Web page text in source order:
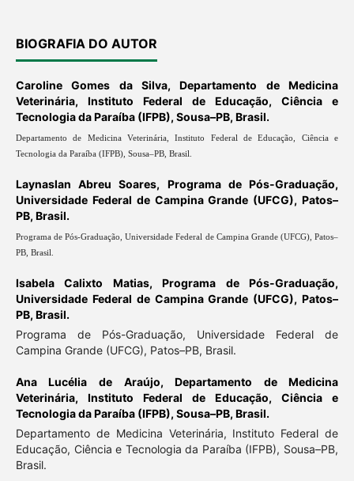
BIOGRAFIA DO AUTOR
Caroline Gomes da Silva,Departamento de Medicina
Veterinária, Instituto Federal de Educação, Ciência e
Tecnologia da Paraíba (IFPB), Sousa–PB, Brasil.
Departamento de Medicina Veterinária, Instituto Federal de Educação, Ciência e
Tecnologia da Paraíba (IFPB), Sousa–PB, Brasil.
Laynaslan Abreu Soares, Programa de Pós-Graduação,
Universidade Federal de Campina Grande (UFCG), Patos–
PB, Brasil.
Programa de Pós-Graduação, Universidade Federal de Campina Grande (UFCG), Patos–
PB, Brasil.
Isabela Calixto Matias,Programa de Pós-Graduação,
Universidade Federal de Campina Grande (UFCG), Patos–
PB, Brasil.
Programa de Pós-Graduação, Universidade Federal de
Campina Grande (UFCG), Patos–PB, Brasil.
Ana Lucélia de Araújo,Departamento de Medicina
Veterinária, Instituto Federal de Educação, Ciência e
Tecnologia da Paraíba (IFPB), Sousa–PB, Brasil.
Departamento de Medicina Veterinária, Instituto Federal de
Educação, Ciência e Tecnologia da Paraíba (IFPB), Sousa–PB,
Brasil.